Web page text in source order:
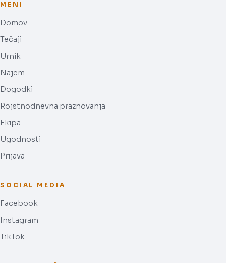
MENI
Domov
Tečaji
Urnik
Najem
Dogodki
Rojstnodnevna praznovanja
Ekipa
Ugodnosti
Prijava
SOCIAL MEDIA
Facebook
Instagram
TikTok